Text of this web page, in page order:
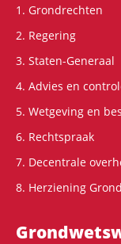
1. Grondrechten
2. Regering
3. Staten-Generaal
4. Advies en
5. Wetgeving en
6. Rechtspraak
7. Decentrale
8. Herziening